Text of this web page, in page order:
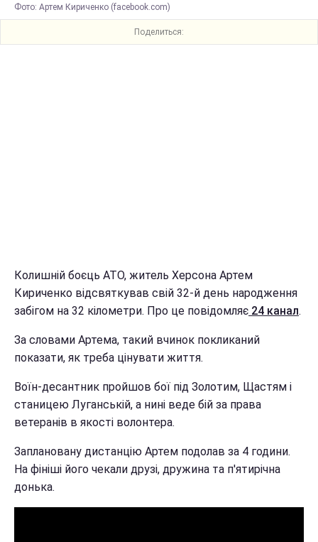
Фото: Артем Кириченко (facebook.com)
Поделиться:
Колишній боєць АТО, житель Херсона Артем
Кириченко відсвяткував свій 32-й день народження
забігом на 32 кілометри. Про це повідомляє 24 канал.
За словами Артема, такий вчинок покликаний
показати, як треба цінувати життя.
Воїн-десантник пройшов бої під Золотим, Щастям і
станицею Луганській, а нині веде бій за права
ветеранів в якості волонтера.
Заплановану дистанцію Артем подолав за 4 години.
На фініші його чекали друзі, дружина та п'ятирічна
донька.